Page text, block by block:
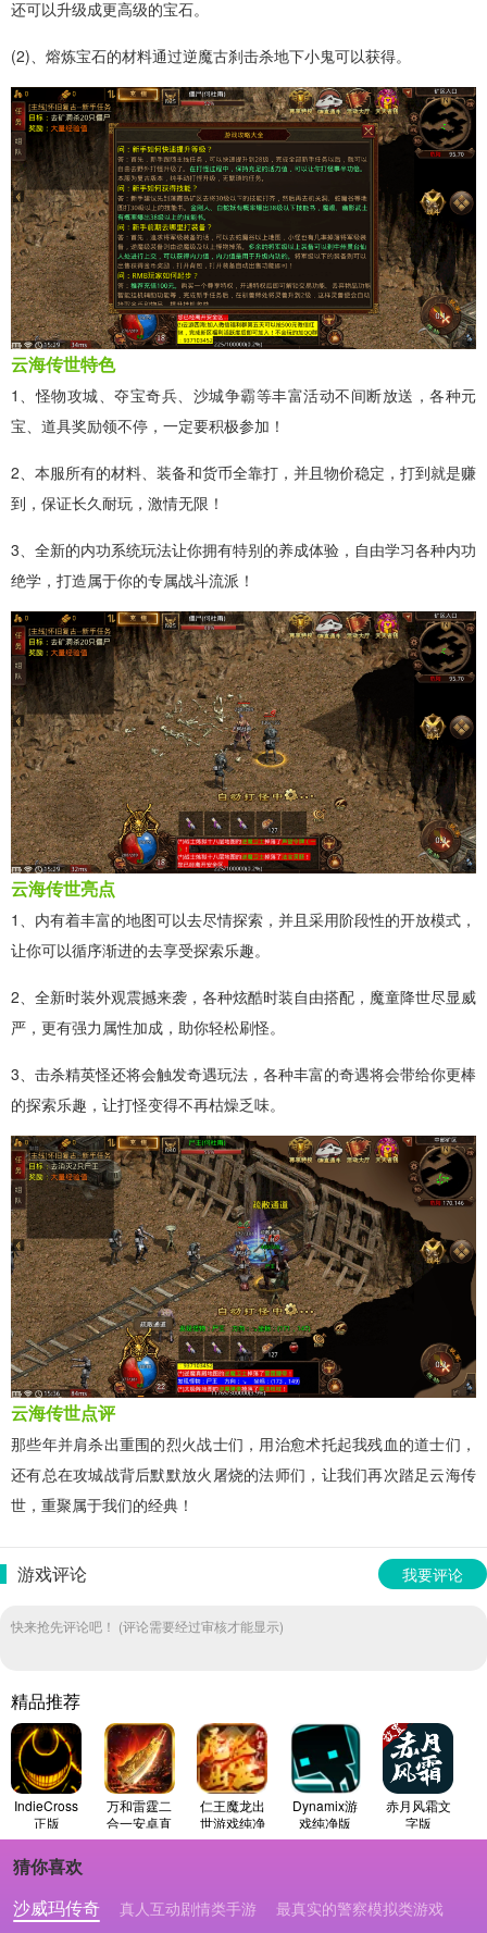
还可以升级成更高级的宝石。
(2)、熔炼宝石的材料通过逆魔古刹击杀地下小鬼可以获得。
云海传世特色
1、怪物攻城、夺宝奇兵、沙城争霸等丰富活动不间断放送，各种元
宝、道具奖励领不停，一定要积极参加！
2、本服所有的材料、装备和货币全靠打，并且物价稳定，打到就是赚
到，保证长久耐玩，激情无限！
3、全新的内功系统玩法让你拥有特别的养成体验，自由学习各种内功
绝学，打造属于你的专属战斗流派！
云海传世亮点
1、内有着丰富的地图可以去尽情探索，并且采用阶段性的开放模式，
让你可以循序渐进的去享受探索乐趣。
2、全新时装外观震撼来袭，各种炫酷时装自由搭配，魔童降世尽显威
严，更有强力属性加成，助你轻松刷怪。
3、击杀精英怪还将会触发奇遇玩法，各种丰富的奇遇将会带给你更棒
的探索乐趣，让打怪变得不再枯燥乏味。
云海传世点评
那些年并肩杀出重围的烈火战士们，用治愈术托起我残血的道士们，
还有总在攻城战背后默默放火屠烧的法师们，让我们再次踏足云海传
世，重聚属于我们的经典！
游戏评论 我要评论
快来抢先评论吧！ (评论需要经过审核才能显示)
精品推荐
IndieCross
正版
万和雷霆二
合一安卓直
装版
仁王魔龙出
世游戏纯净
最新版
Dynamix游
戏纯净版
赤月风霜文
字版
猜你喜欢
沙威玛传奇
真人互动剧情类手游 最真实的警察模拟类游戏